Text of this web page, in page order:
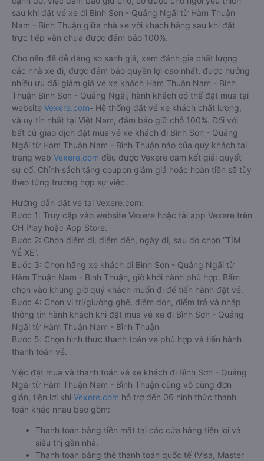
sau khi đặt vé xe đi Bình Sơn - Quảng Ngãi từ Hàm Thuận
Nam - Bình Thuận giữa nhà xe với khách hàng sau khi đặt
trực tiếp vẫn chưa được đảm bảo 100%.
Cho nên để dễ dàng so sánh giá, xem đánh giá chất lượng
các nhà xe đi, được đảm bảo quyền lợi cao nhất, được hưởng
nhiều ưu đãi giảm giá vé xe khách Hàm Thuận Nam - Bình
Thuận Bình Sơn - Quảng Ngãi, hành khách có thể đặt mua tại
website Vexere.com- Hệ thống đặt vé xe khách chất lượng,
và uy tín nhất tại Việt Nam, đảm bảo giữ chỗ 100%. Đối với
bất cứ giao dịch đặt mua vé xe khách đi Bình Sơn - Quảng
Ngãi từ Hàm Thuận Nam - Bình Thuận nào của quý khách tại
trang web Vexere.com đều được Vexere cam kết giải quyết
sự cố. Chính sách tặng coupon giảm giá hoặc hoàn tiền sẽ tùy
theo từng trường hợp sự việc.
Hướng dẫn đặt vé tại Vexere.com:
Bước 1: Truy cập vào website Vexere hoặc tải app Vexere trên
CH Play hoặc App Store.
Bước 2: Chọn điểm đi, điểm đến, ngày đi, sau đó chọn “TÌM
VÉ XE”.
Bước 3: Chọn hãng xe khách đi Bình Sơn - Quảng Ngãi từ
Hàm Thuận Nam - Bình Thuận, giờ khởi hành phù hợp. Bấm
chọn vào khung giờ quý khách muốn đi để tiến hành đặt vé.
Bước 4: Chọn vị trí/giường ghế, điểm đón, điểm trả và nhập
thông tin hành khách khi đặt mua vé xe đi Bình Sơn - Quảng
Ngãi từ Hàm Thuận Nam - Bình Thuận
Bước 5: Chọn hình thức thanh toán vé phù hợp và tiến hành
thanh toán vé.
Việc đặt mua và thanh toán vé xe khách đi Bình Sơn - Quảng
Ngãi từ Hàm Thuận Nam - Bình Thuận cũng vô cùng đơn
giản, tiện lợi khi Vexere.com hỗ trợ đến 06 hình thức thanh
toán khác nhau bao gồm:
Thanh toán bằng tiền mặt tại các cửa hàng tiện lợi và
siêu thị gần nhà.
Thanh toán bằng thẻ thanh toán quốc tế (Visa, Master